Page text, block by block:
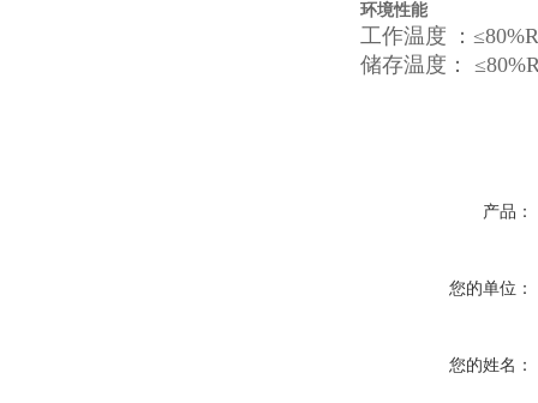
环境性能
工作温度
：
储存温度：
产品：
您的单位：
您的姓名：